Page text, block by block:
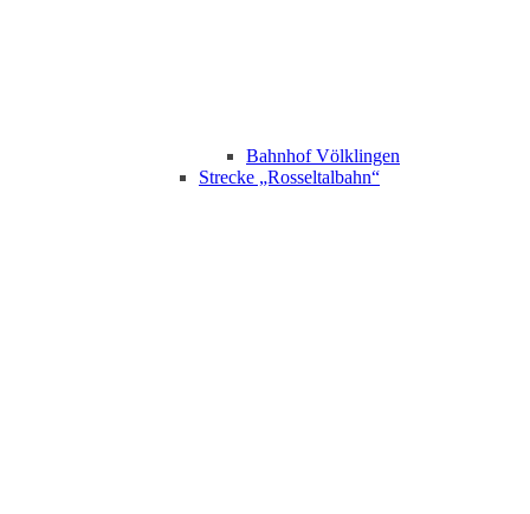
Bahnhof Völklingen
Strecke „Rosseltalbahn“